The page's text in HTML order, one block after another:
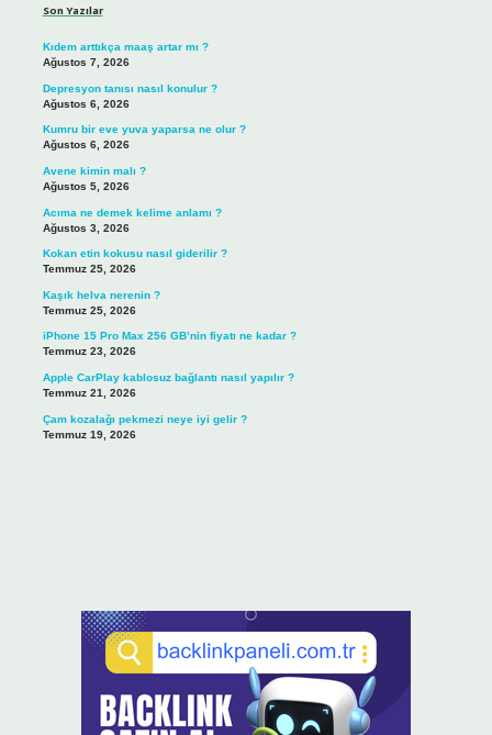
Son Yazılar
Kıdem arttıkça maaş artar mı ?
Ağustos 7, 2026
Depresyon tanısı nasıl konulur ?
Ağustos 6, 2026
Kumru bir eve yuva yaparsa ne olur ?
Ağustos 6, 2026
Avene kimin malı ?
Ağustos 5, 2026
Acıma ne demek kelime anlamı ?
Ağustos 3, 2026
Kokan etin kokusu nasıl giderilir ?
Temmuz 25, 2026
Kaşık helva nerenin ?
Temmuz 25, 2026
iPhone 15 Pro Max 256 GB’nin fiyatı ne kadar ?
Temmuz 23, 2026
Apple CarPlay kablosuz bağlantı nasıl yapılır ?
Temmuz 21, 2026
Çam kozalağı pekmezi neye iyi gelir ?
Temmuz 19, 2026